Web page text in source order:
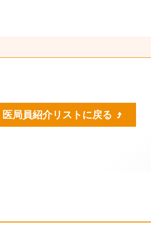
医局員紹介リストに戻る